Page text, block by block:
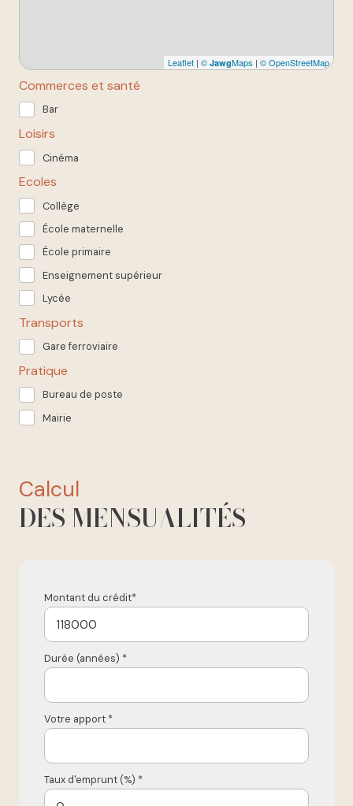
Leaflet | © JawgMaps | © OpenStreetMap
Commerces et santé
Bar
Loisirs
Cinéma
Ecoles
Collège
École maternelle
École primaire
Enseignement supérieur
Lycée
Transports
Gare ferroviaire
Pratique
Bureau de poste
Mairie
calcul
DES MENSUALITÉS
Montant du crédit*
Durée (années) *
Votre apport *
Taux d'emprunt (%) *